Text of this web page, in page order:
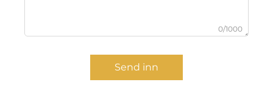
0/1000
Send inn